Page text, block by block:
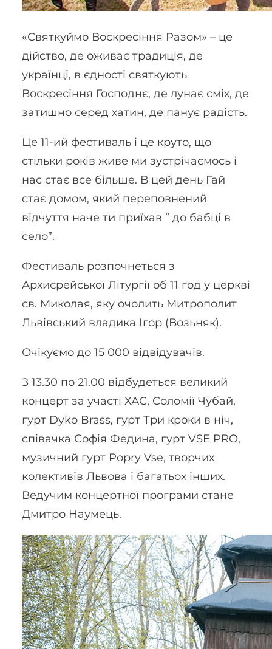
«Святкуймо Воскресіння Разом» – це
дійство, де оживає традиція, де
українці, в єдності святкують
Воскресіння Господнє, де лунає сміх, де
затишно серед хатин, де панує радість.
Це 11-ий фестиваль і це круто, що
стільки років живе ми зустрічаємось і
нас стає все більше. В цей день Гай
стає домом, який переповнений
відчуття наче ти приїхав ” до бабці в
село”.
Фестиваль розпочнеться з
Архиєрейської Літургії об 11 год у церкві
св. Миколая, яку очолить Митрополит
Львівський владика Ігор (Возьняк).
Очікуємо до 15 000 відвідувачів.
З 13.30 по 21.00 відбудеться великий
концерт за участі ХАС, Соломії Чубай,
гурт Dyko Brass, гурт Три кроки в ніч,
співачка Софія Федина, гурт VSE PRO,
музичний гурт Popry Vse, творчих
колективів Львова і багатьох інших.
Ведучим концертної програми стане
Дмитро Наумець.